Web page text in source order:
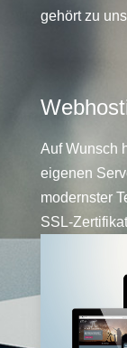
gehört zu
Auf Wunsch
eigenen
modernster
SSL-